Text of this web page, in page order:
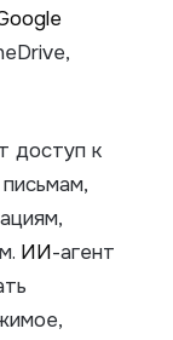
доступ к
ИИ-агент